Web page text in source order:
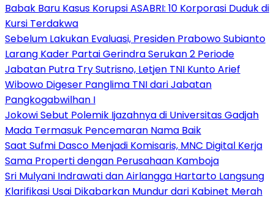
Babak Baru Kasus Korupsi ASABRI: 10 Korporasi Duduk di
Kursi Terdakwa
Sebelum Lakukan Evaluasi, Presiden Prabowo Subianto
Larang Kader Partai Gerindra Serukan 2 Periode
Jabatan Putra Try Sutrisno, Letjen TNI Kunto Arief
Wibowo Digeser Panglima TNI dari Jabatan
Pangkogabwilhan I
Jokowi Sebut Polemik Ijazahnya di Universitas Gadjah
Mada Termasuk Pencemaran Nama Baik
Saat Sufmi Dasco Menjadi Komisaris, MNC Digital Kerja
Sama Properti dengan Perusahaan Kamboja
Sri Mulyani Indrawati dan Airlangga Hartarto Langsung
Klarifikasi Usai Dikabarkan Mundur dari Kabinet Merah